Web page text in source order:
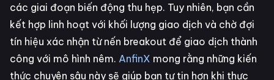
các giai đoạn biến động thu hẹp. Tuy nhiên, bạn cần
kết hợp linh hoạt với khối lượng giao dịch và chờ đợi
tín hiệu xác nhận từ nến breakout để giao dịch thành
công với mô hình nêm. AnfinX mong rằng những kiến
thức chuyên sâu này sẽ giúp bạn tự tin hơn khi thực